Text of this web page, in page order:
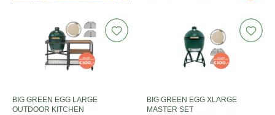
BIG GREEN EGG LARGE
OUTDOOR KITCHEN
BIG GREEN EGG XLARGE
MASTER SET